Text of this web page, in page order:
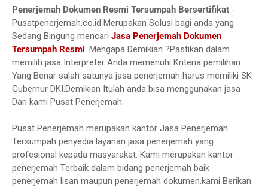
Penerjemah Dokumen Resmi Tersumpah Bersertifikat -
Pusatpenerjemah.co.id Merupakan Solusi bagi anda yang
Sedang Bingung mencari Jasa Penerjemah Dokumen
Tersumpah Resmi. Mengapa Demikian ?Pastikan dalam
memilih jasa Interpreter Anda memenuhi Kriteria pemilihan
Yang Benar salah satunya jasa penerjemah harus memiliki SK
Gubernur DKI.Demikian Itulah anda bisa menggunakan jasa
Dari kami Pusat Penerjemah.
Pusat Penerjemah merupakan kantor Jasa Penerjemah
Tersumpah penyedia layanan jasa penerjemah yang
profesional kepada masyarakat. Kami merupakan kantor
penerjemah Terbaik dalam bidang penerjemah baik
penerjemah lisan maupun penerjemah dokumen.kami Berikan